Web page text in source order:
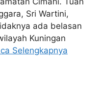
Sri Wartini,
ada belasan
Kuningan
Selengkapnya